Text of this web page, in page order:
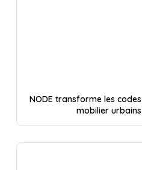
NODE transforme les
mobilier